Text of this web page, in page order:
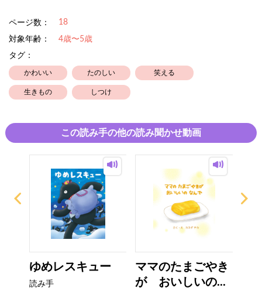
ページ数： 18
対象年齢：
4歳〜5歳
タグ：
かわいい たのしい 笑える
生きもの しつけ
この読み手の他の読み聞かせ動画
ゆめレスキュー
読み手
ママのたまごやき
が おいしいの...